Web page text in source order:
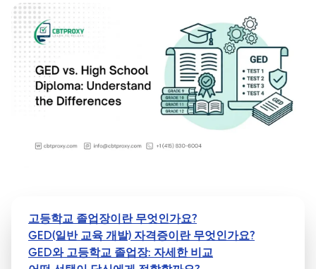
고등학교 졸업장이란 무엇인가요?
GED(일반 교육 개발) 자격증이란 무엇인가요?
GED와 고등학교 졸업장: 자세한 비교